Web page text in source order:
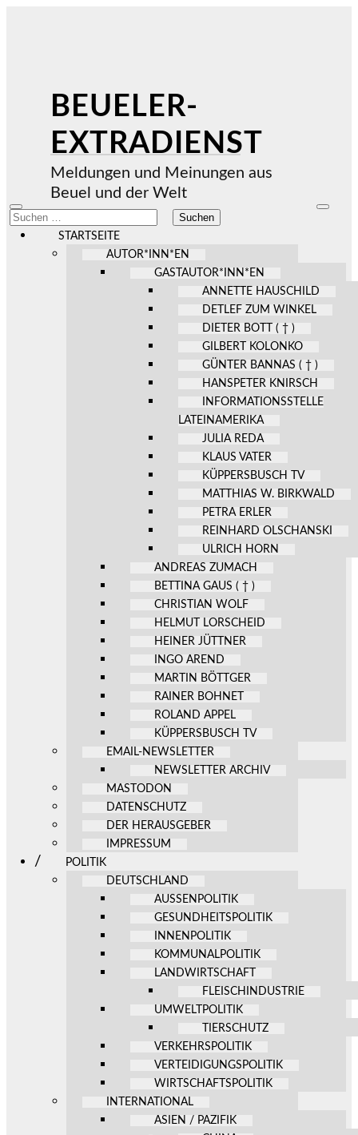
BEUELER-
EXTRADIENST
Meldungen und Meinungen aus
Beuel und der Welt
Mobile-
Menü
ein-/ausblenden
Suchen
nach:
STARTSEITE
AUTOR*INN*EN
GASTAUTOR*INN*EN
ANNETTE HAUSCHILD
DETLEF ZUM WINKEL
DIETER BOTT ( † )
GILBERT KOLONKO
GÜNTER BANNAS ( † )
HANSPETER KNIRSCH
INFORMATIONSSTELLE
LATEINAMERIKA
JULIA REDA
KLAUS VATER
KÜPPERSBUSCH TV
MATTHIAS W. BIRKWALD
PETRA ERLER
REINHARD OLSCHANSKI
ULRICH HORN
ANDREAS ZUMACH
BETTINA GAUS ( † )
CHRISTIAN WOLF
HELMUT LORSCHEID
HEINER JÜTTNER
INGO AREND
MARTIN BÖTTGER
RAINER BOHNET
ROLAND APPEL
KÜPPERSBUSCH TV
EMAIL-NEWSLETTER
NEWSLETTER ARCHIV
MASTODON
DATENSCHUTZ
DER HERAUSGEBER
IMPRESSUM
POLITIK
DEUTSCHLAND
AUSSENPOLITIK
GESUNDHEITSPOLITIK
INNENPOLITIK
KOMMUNALPOLITIK
LANDWIRTSCHAFT
FLEISCHINDUSTRIE
UMWELTPOLITIK
TIERSCHUTZ
VERKEHRSPOLITIK
VERTEIDIGUNGSPOLITIK
WIRTSCHAFTSPOLITIK
INTERNATIONAL
ASIEN / PAZIFIK